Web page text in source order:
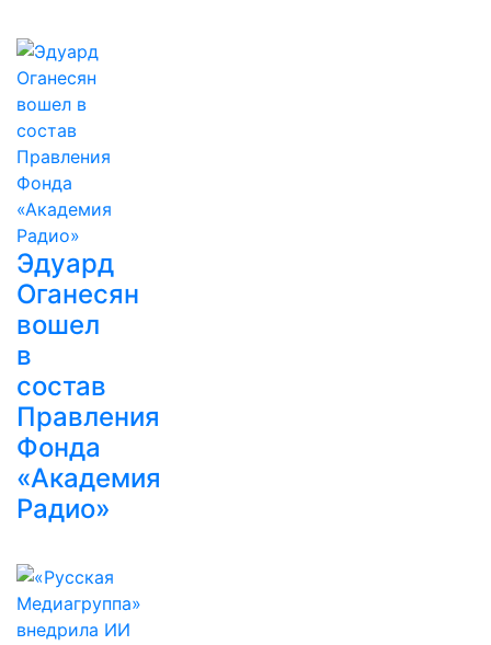
Эдуард
Оганесян
вошел
в
состав
Правления
Фонда
«Академия
Радио»